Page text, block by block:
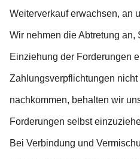
Weiterverkauf erwachsen, an
Wir nehmen die Abtretung an,
Einziehung der Forderungen
Zahlungsverpflichtungen
nachkommen, behalten wir
Forderungen selbst
Bei Verbindung und